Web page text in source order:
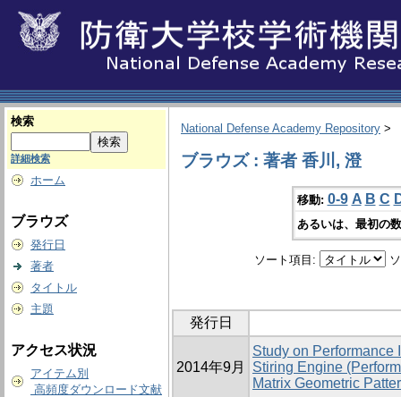
検索
詳細検索
ホーム
ブラウズ
発行日
著者
タイトル
主題
アクセス状況
アイテム別
高頻度ダウンロード文献
National Defense Academy Repository >
ブラウズ : 著者 香川, 澄
移動: 0-9 A B C
あるいは、最初の
ソート項目:
発行日
2014年9月
Study on Performance
Stiring Engine
Matrix Geometric